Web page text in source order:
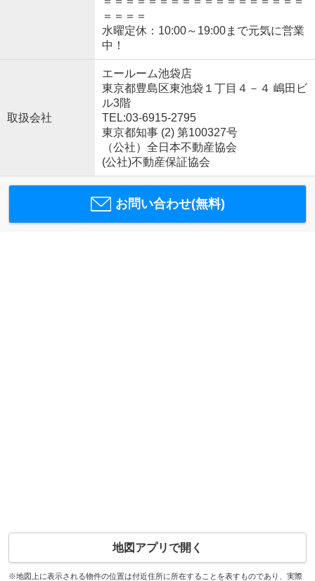
＝＝＝＝
水曜定休：10:00～19:00まで元気に営業
中！
取扱会社
エールーム池袋店
東京都豊島区東池袋１丁目４－４ 嶋田ビ
ル3階
TEL:03-6915-2795
東京都知事 (2) 第100327号
（公社）全日本不動産協会
(公社)不動産保証協会
お問い合わせ(無料)
地図アプリで開く
※地図上に表示される物件の位置は付近住所に所在することを表すものであり、実際